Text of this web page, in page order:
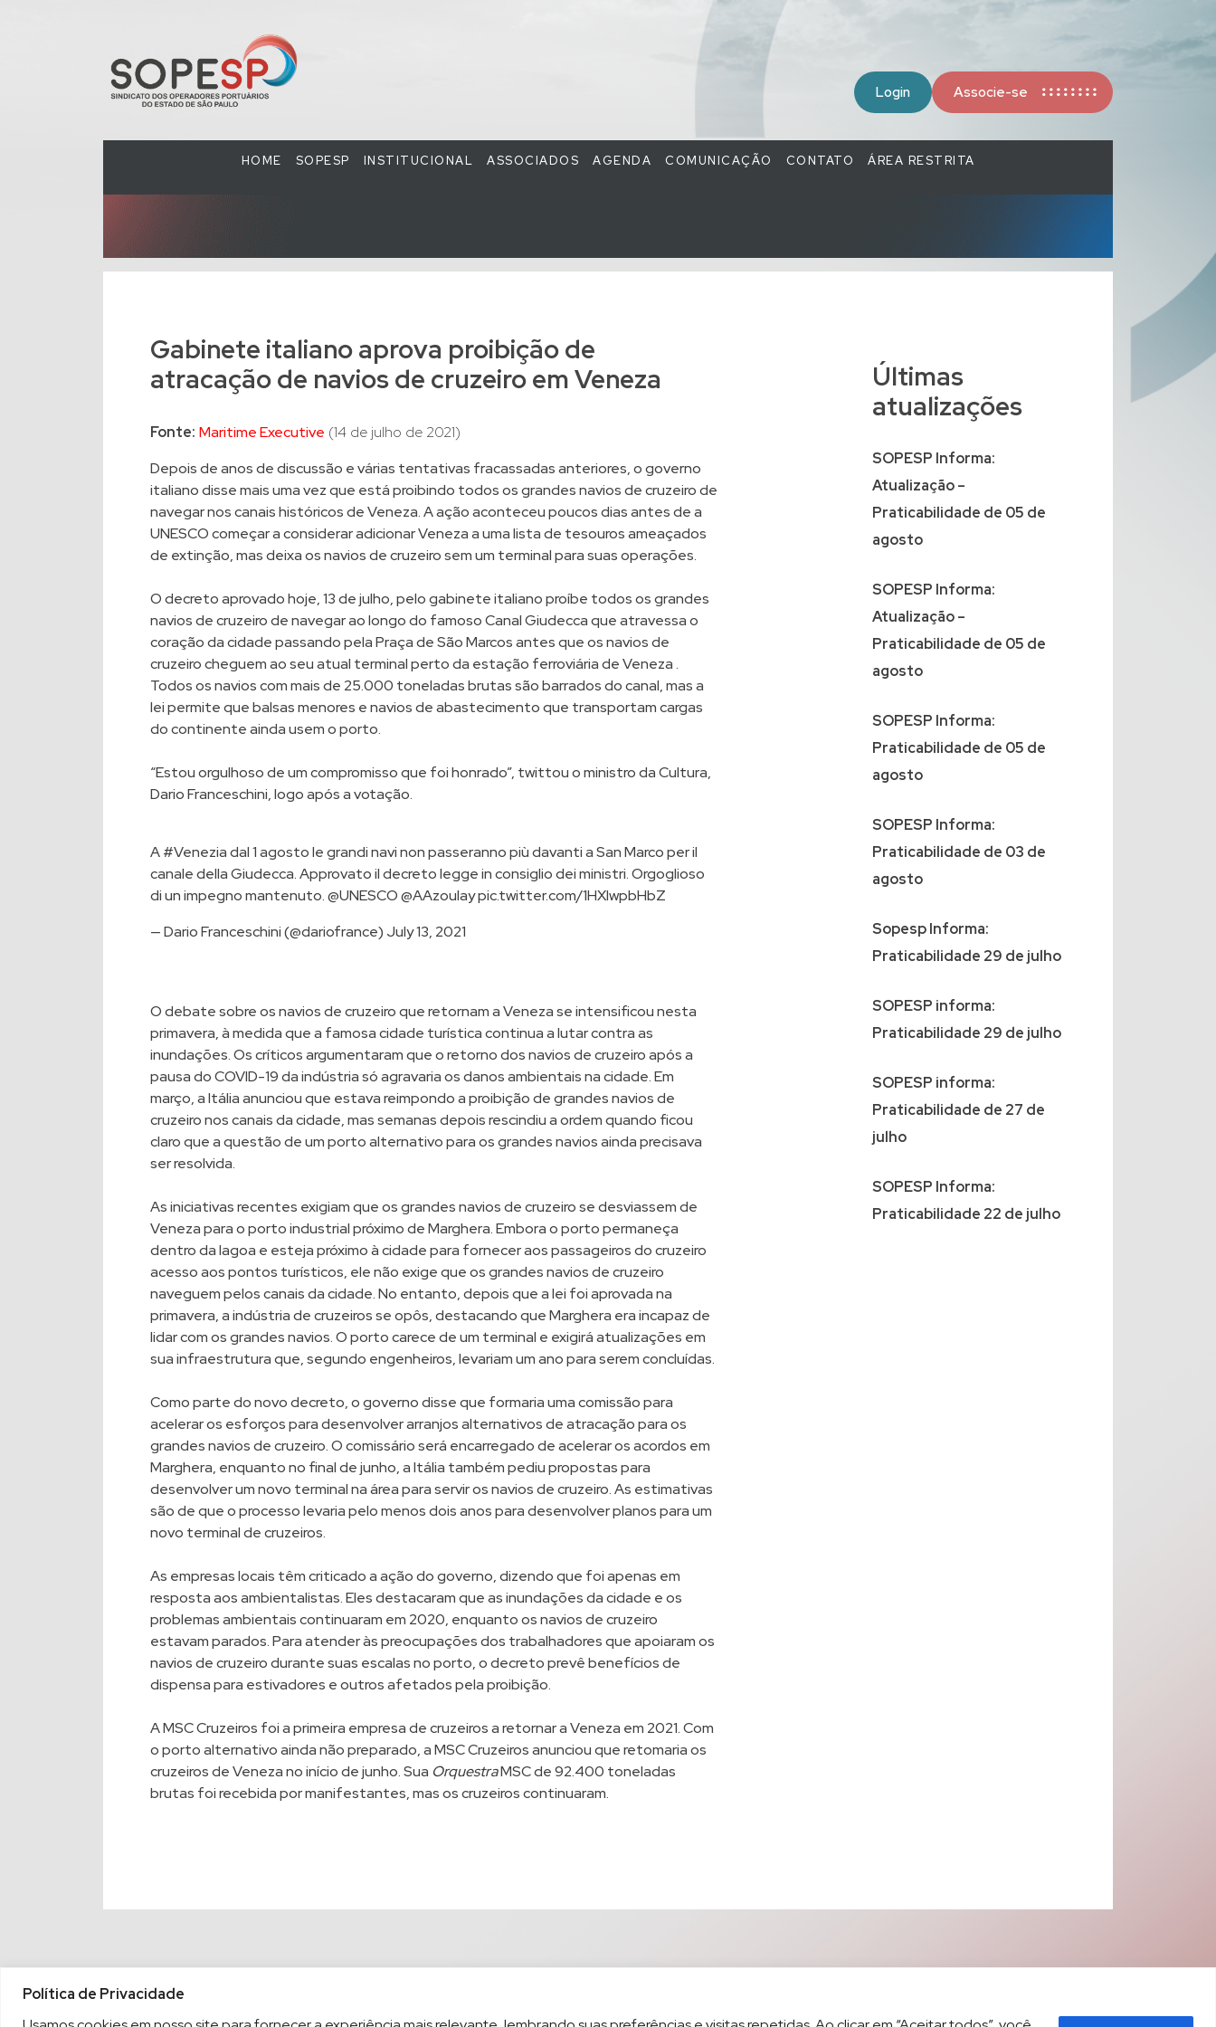
Política de Privacidade
Login Associe-se
HOME SOPESP INSTITUCIONAL ASSOCIADOS AGENDA COMUNICAÇÃO CONTATO ÁREA RESTRITA
Gabinete italiano aprova proibição de
atracação de navios de cruzeiro em Veneza
Fonte: Maritime Executive (14 de julho de 2021)
Depois de anos de discussão e várias tentativas fracassadas anteriores, o governo
italiano disse mais uma vez que está proibindo todos os grandes navios de cruzeiro de
navegar nos canais históricos de Veneza. A ação aconteceu poucos dias antes de a
UNESCO começar a considerar adicionar Veneza a uma lista de tesouros ameaçados
de extinção, mas deixa os navios de cruzeiro sem um terminal para suas operações.
O decreto aprovado hoje, 13 de julho, pelo gabinete italiano proíbe todos os grandes
navios de cruzeiro de navegar ao longo do famoso Canal Giudecca que atravessa o
coração da cidade passando pela Praça de São Marcos antes que os navios de
cruzeiro cheguem ao seu atual terminal perto da estação ferroviária de Veneza .
Todos os navios com mais de 25.000 toneladas brutas são barrados do canal, mas a
lei permite que balsas menores e navios de abastecimento que transportam cargas
do continente ainda usem o porto.
“Estou orgulhoso de um compromisso que foi honrado”, twittou o ministro da Cultura,
Dario Franceschini, logo após a votação.
A#Veneziadal 1 agosto le grandi navi non passeranno più davanti a San Marco per il
canale della Giudecca. Approvato il decreto legge in consiglio dei ministri. Orgoglioso
di un impegno mantenuto.@UNESCO@AAzoulaypic.twitter.com/1HXIwpbHbZ
— Dario Franceschini (@dariofrance) July 13, 2021
O debate sobre os navios de cruzeiro que retornam a Veneza se intensificou nesta
primavera, à medida que a famosa cidade turística continua a lutar contra as
inundações. Os críticos argumentaram que o retorno dos navios de cruzeiro após a
pausa do COVID-19 da indústria só agravaria os danos ambientais na cidade. Em
março, a Itália anunciou que estava reimpondo a proibição de grandes navios de
cruzeiro nos canais da cidade, mas semanas depois rescindiu a ordem quando ficou
claro que a questão de um porto alternativo para os grandes navios ainda precisava
ser resolvida.
As iniciativas recentes exigiam que os grandes navios de cruzeiro se desviassem de
Veneza para o porto industrial próximo de Marghera. Embora o porto permaneça
dentro da lagoa e esteja próximo à cidade para fornecer aos passageiros do cruzeiro
acesso aos pontos turísticos, ele não exige que os grandes navios de cruzeiro
naveguem pelos canais da cidade. No entanto, depois que a lei foi aprovada na
primavera, a indústria de cruzeiros se opôs, destacando que Marghera era incapaz de
lidar com os grandes navios. O porto carece de um terminal e exigirá atualizações em
sua infraestrutura que, segundo engenheiros, levariam um ano para serem concluídas.
Como parte do novo decreto, o governo disse que formaria uma comissão para
acelerar os esforços para desenvolver arranjos alternativos de atracação para os
grandes navios de cruzeiro. O comissário será encarregado de acelerar os acordos em
Marghera, enquanto no final de junho, a Itália também pediu propostas para
desenvolver um novo terminal na área para servir os navios de cruzeiro. As estimativas
são de que o processo levaria pelo menos dois anos para desenvolver planos para um
novo terminal de cruzeiros.
As empresas locais têm criticado a ação do governo, dizendo que foi apenas em
resposta aos ambientalistas. Eles destacaram que as inundações da cidade e os
problemas ambientais continuaram em 2020, enquanto os navios de cruzeiro
estavam parados. Para atender às preocupações dos trabalhadores que apoiaram os
navios de cruzeiro durante suas escalas no porto, o decreto prevê benefícios de
dispensa para estivadores e outros afetados pela proibição.
A MSC Cruzeiros foi a primeira empresa de cruzeiros a retornar a Veneza em 2021. Com
o porto alternativo ainda não preparado, a MSC Cruzeiros anunciou que retomaria os
cruzeiros de Veneza no início de junho. Sua OrquestraMSC de 92.400 toneladas
brutas foi recebida por manifestantes, mas os cruzeiros continuaram.
Últimas
atualizações
SOPESP Informa:
Atualização –
Praticabilidade de 05 de
agosto
SOPESP Informa:
Atualização –
Praticabilidade de 05 de
agosto
SOPESP Informa:
Praticabilidade de 05 de
agosto
SOPESP Informa:
Praticabilidade de 03 de
agosto
Sopesp Informa:
Praticabilidade 29 de julho
SOPESP informa:
Praticabilidade 29 de julho
SOPESP informa:
Praticabilidade de 27 de
julho
SOPESP Informa:
Praticabilidade 22 de julho